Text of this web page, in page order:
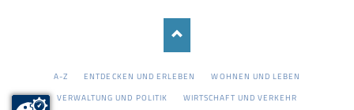
NAVIGATION
A-Z ENTDECKEN UND ERLEBEN
WOHNEN UND LEBEN
VERWALTUNG UND POLITIK
WIRTSCHAFT UND VERKEHR